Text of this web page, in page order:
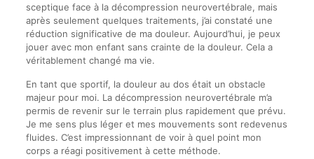
sceptique face à la décompression neurovertébrale, mais
après seulement quelques traitements, j’ai constaté une
réduction significative de ma douleur. Aujourd’hui, je peux
jouer avec mon enfant sans crainte de la douleur. Cela a
véritablement changé ma vie.
En tant que sportif, la douleur au dos était un obstacle
majeur pour moi. La décompression neurovertébrale m’a
permis de revenir sur le terrain plus rapidement que prévu.
Je me sens plus léger et mes mouvements sont redevenus
fluides. C’est impressionnant de voir à quel point mon
corps a réagi positivement à cette méthode.